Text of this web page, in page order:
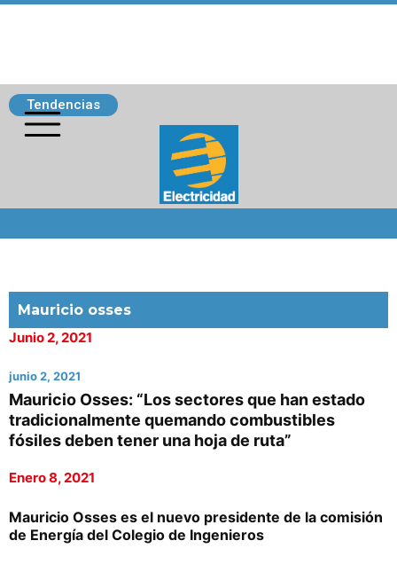
Tendencias
Mauricio osses
Junio 2, 2021
junio 2, 2021
Mauricio Osses: “Los sectores que han estado
tradicionalmente quemando combustibles
fósiles deben tener una hoja de ruta”
Enero 8, 2021
Mauricio Osses es el nuevo presidente de la comisión
de Energía del Colegio de Ingenieros